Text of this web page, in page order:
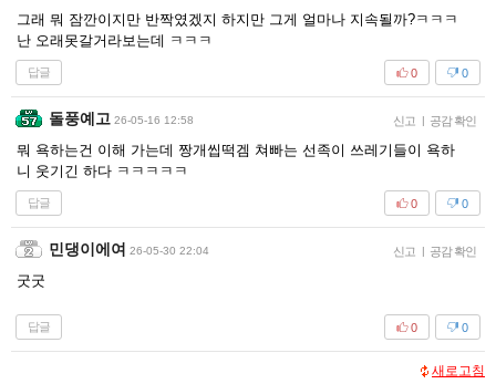
그래 뭐 잠깐이지만 반짝였겠지 하지만 그게 얼마나 지속될까?ㅋㅋㅋ
난 오래못갈거라보는데 ㅋㅋㅋ
답글 0
0
돌풍예고 26-05-16 12:58 신고 | 공감 확인
뭐 욕하는건 이해 가는데 짱개씹떡겜 쳐빠는 선족이 쓰레기들이 욕하
니 웃기긴 하다 ㅋㅋㅋㅋㅋ
답글 0
0
민댕이에여 26-05-30 22:04 신고 | 공감 확인
굿굿
답글 0
0
새로고침